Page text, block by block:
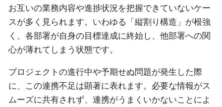
お互いの業務内容や進捗状況を把握できていないケー
スが多く見られます。いわゆる「縦割り構造」が根強
く、各部署が自身の目標達成に終始し、他部署への関
心が薄れてしまう状態です。
プロジェクトの進行中や予期せぬ問題が発生した際
に、この連携不足は顕著に表れます。必要な情報がス
ムーズに共有されず、連携がうまくいかないことによ